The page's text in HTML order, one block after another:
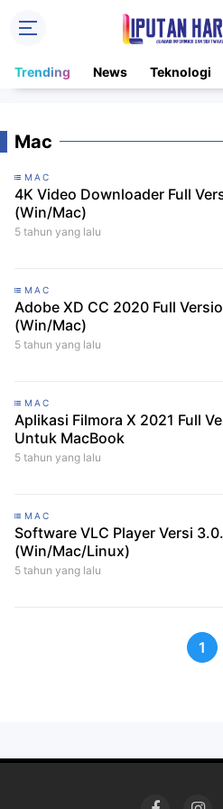
Trending News Teknologi
Mac
MAC
4K Video Downloader Full
(Win/Mac)
5 tahun yang lalu
MAC
Adobe XD CC 2020 Full
(Win/Mac)
5 tahun yang lalu
MAC
Aplikasi Filmora X 2021 Full
Untuk MacBook
5 tahun yang lalu
MAC
Software VLC Player Versi
(Win/Mac/Linux)
5 tahun yang lalu
1